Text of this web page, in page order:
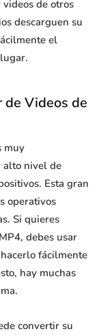
de otros
descarguen su
el
de Videos de
muy
alto nivel de
Esta gran
operativos
Si quieres
debes usar
fácilmente
hay muchas
convertir su